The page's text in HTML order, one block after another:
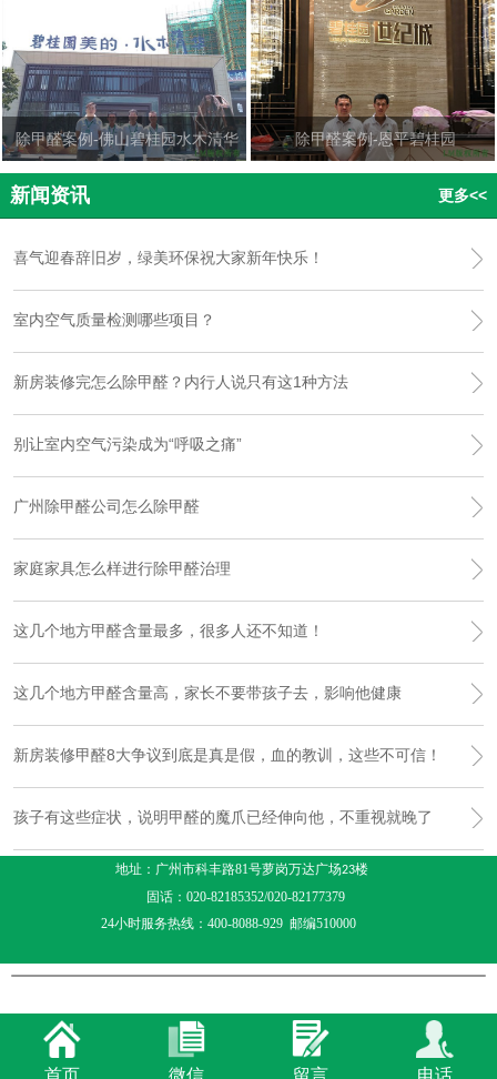
除甲醛案例-佛山碧桂园水木清华 除甲醛案例-恩平碧桂园
新闻资讯 更多<<
喜气迎春辞旧岁，绿美环保祝大家新年快乐！
室内空气质量检测哪些项目？
新房装修完怎么除甲醛？内行人说只有这1种方法
别让室内空气污染成为“呼吸之痛”
广州除甲醛公司怎么除甲醛
家庭家具怎么样进行除甲醛治理
这几个地方甲醛含量最多，很多人还不知道！
这几个地方甲醛含量高，家长不要带孩子去，影响他健康
新房装修甲醛8大争议到底是真是假，血的教训，这些不可信！
孩子有这些症状，说明甲醛的魔爪已经伸向他，不重视就晚了
地址：广州市科丰路81号萝岗万达广场23楼
固话：020-82185352/020-82177379
24小时服务热线：400-8088-929 邮编510000
首页 微信 留言 电话